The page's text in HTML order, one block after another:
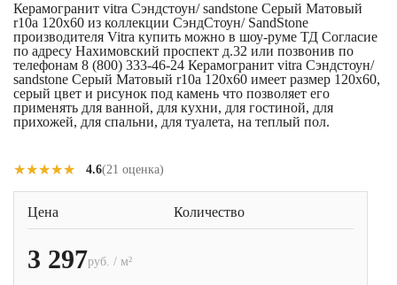
Керамогранит vitra Сэндстоун/ sandstone Серый Матовый
r10a 120x60 из коллекции СэндСтоун/ SandStone
производителя Vitra купить можно в шоу-руме ТД Согласие
по адресу Нахимовский проспект д.32 или позвонив по
телефонам 8 (800) 333-46-24 Керамогранит vitra Сэндстоун/
sandstone Серый Матовый r10a 120x60 имеет размер 120x60,
серый цвет и рисунок под камень что позволяет его
применять для ванной, для кухни, для гостиной, для
прихожей, для спальни, для туалета, на теплый пол.
★★★★★
★★★★★ 4.6(21 оценка)
Цена Количество
3 297руб. / м²